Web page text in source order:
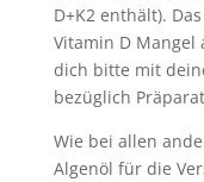
D+K2 enthält).
Vitamin D Mangel
dich bitte mit
bezüglich
Wie bei allen
Algenöl für die